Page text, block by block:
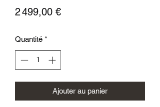
2 499,00 €Prix
Quantité *
Ajouter au panier